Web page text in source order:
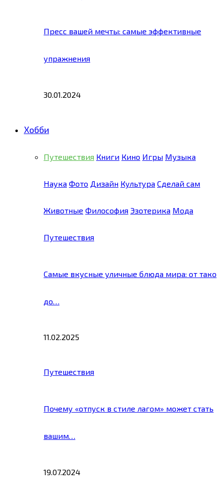
Пресс вашей мечты: самые эффективные
упражнения
30.01.2024
Хобби
Путешествия Книги Кино Игры Музыка
Наука Фото Дизайн Культура Сделай сам
Животные Философия Эзотерика Мода
Путешествия
Самые вкусные уличные блюда мира: от тако
до…
11.02.2025
Путешествия
Почему «отпуск в стиле лагом» может стать
вашим…
19.07.2024